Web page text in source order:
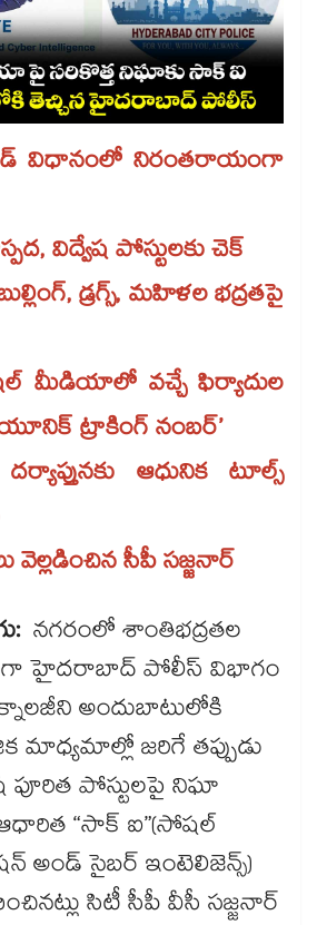
విధానంలో నిరంతరాయంగా
విద్వేష పోస్టులకు చెక్
డ్రగ్స్, మహిళల భద్రతపై
వచ్చే ఫిర్యాదుల
ట్రాకింగ్ నంబర్’
ఆధునిక టూల్స్
వెల్లడించిన సీపీ సజ్జనార్
నగరంలో శాంతిభద్రతల
హైదరాబాద్ పోలీస్ విభాగం
అందుబాటులోకి
మాధ్యమాల్లో జరిగే తప్పుడు
పూరిత పోస్టులపై నిఘా
ఆధారిత “సాక్ ఐ”(సోషల్
అండ్ సైబర్ ఇంటెలిజెన్స్)
సిటీ సీపీ వీసీ సజ్జనార్